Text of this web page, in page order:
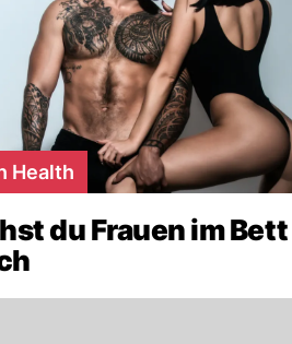
Health
du Frauen im Bett